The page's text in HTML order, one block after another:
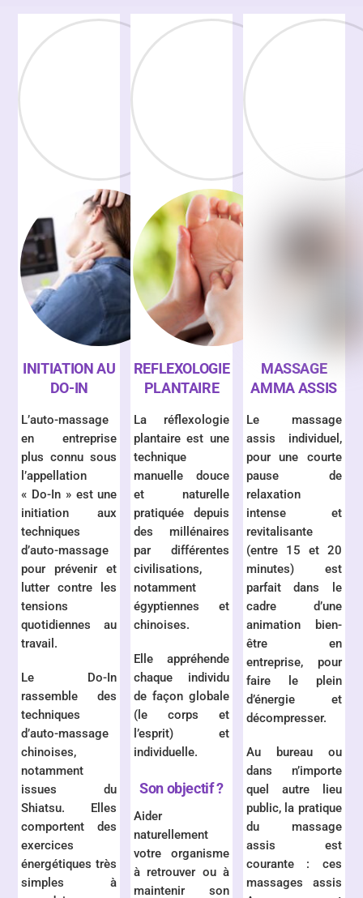
INITIATION AU
DO-IN
L’auto-massage
en entreprise
plus connu sous
l’appellation
« Do-In » est une
initiation aux
techniques
d’auto-massage
pour prévenir et
lutter contre les
tensions
quotidiennes au
travail.
Le Do-In
rassemble des
techniques
d’auto-massage
chinoises,
notamment
issues du
Shiatsu. Elles
comportent des
exercices
énergétiques très
simples à
REFLEXOLOGIE
PLANTAIRE
La réflexologie
plantaire est une
technique
manuelle douce
et naturelle
pratiquée depuis
des millénaires
par différentes
civilisations,
notamment
égyptiennes et
chinoises.
Elle appréhende
chaque individu
de façon globale
(le corps et
l’esprit) et
individuelle.
Son objectif ?
Aider
naturellement
votre organisme
à retrouver ou à
maintenir son
MASSAGE
AMMA ASSIS
Le massage
assis individuel,
pour une courte
pause de
relaxation
intense et
revitalisante
(entre 15 et 20
minutes) est
parfait dans le
cadre d’une
animation bien-
être en
entreprise, pour
faire le plein
d’énergie et
décompresser.
Au bureau ou
dans n’importe
quel autre lieu
public, la pratique
du massage
assis est
courante : ces
massages assis